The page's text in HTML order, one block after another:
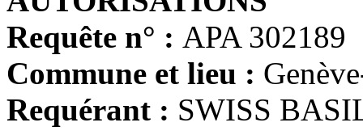
Requête n° : APA 302189
Commune et lieu :
Requérant : SWISS